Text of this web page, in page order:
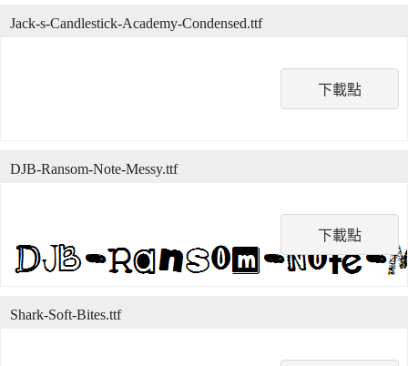
下載點
Jack-s-Candlestick-Academy-Condensed.ttf
下載點
DJB-Ransom-Note-Messy.ttf
Shark-Soft-Bites.ttf